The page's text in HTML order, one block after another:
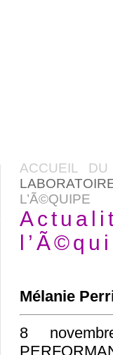
ACCUEIL
L’Ã©QUIPE
Mélanie
8